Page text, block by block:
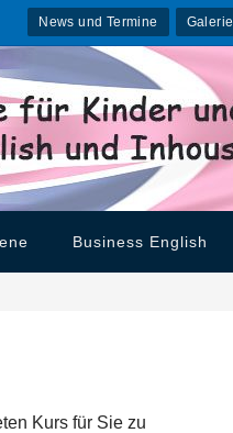
News und Termine Galerie
Business English
Kurs für Sie zu